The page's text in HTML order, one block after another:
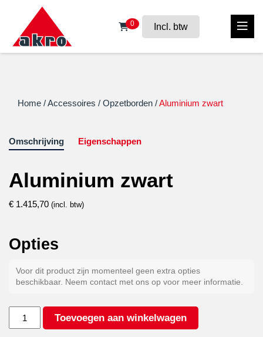
0 Incl. btw
Home /Accessoires / Opzetborden /Aluminium zwart
Omschrijving Eigenschappen
Aluminium zwart
€ 1.415,70 (incl. btw)
Opties
Voor dit product zijn momenteel geen extra opties
beschikbaar. Neem contact met ons op voor meer informatie.
Aluminium
zwart
Toevoegen aan winkelwagen